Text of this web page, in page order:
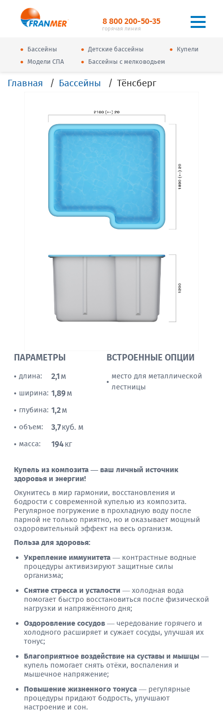
8 800 200-50-35
горячая линия
• Бассейны • Детские бассейны • Купели
• Модели СПА • Бассейны с мелководьем
Главная Бассейны Тёнсберг
ПАРАМЕТРЫ
• длина: 2,1 м
• ширина: 1,89м
• глубина: 1,2м
• объем: 3,7куб. м
• масса: 194кг
ВСТРОЕННЫЕ ОПЦИИ
•
место для металлической
лестницы
Купель из композита — ваш личный источник
здоровья и энергии!
Окунитесь в мир гармонии, восстановления и
бодрости с современной купелью из композита.
Регулярное погружение в прохладную воду после
парной не только приятно, но и оказывает мощный
оздоровительный эффект на весь организм.
Польза для здоровья:
Укрепление иммунитета — контрастные водные
процедуры активизируют защитные силы
организма;
Снятие стресса и усталости — холодная вода
помогает быстро восстановиться после физической
нагрузки и напряжённого дня;
Оздоровление сосудов — чередование горячего и
холодного расширяет и сужает сосуды, улучшая их
тонус;
Благоприятное воздействие на суставы и мышцы —
купель помогает снять отёки, воспаления и
мышечное напряжение;
Повышение жизненного тонуса — регулярные
процедуры придают бодрость, улучшают
настроение и сон.